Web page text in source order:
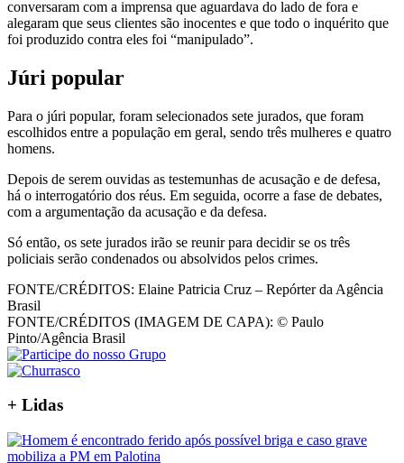
conversaram com a imprensa que aguardava do lado de fora e
alegaram que seus clientes são inocentes e que todo o inquérito que
foi produzido contra eles foi “manipulado”.
Júri popular
Para o júri popular, foram selecionados sete jurados, que foram
escolhidos entre a população em geral, sendo três mulheres e quatro
homens.
Depois de serem ouvidas as testemunhas de acusação e de defesa,
há o interrogatório dos réus. Em seguida, ocorre a fase de debates,
com a argumentação da acusação e da defesa.
Só então, os sete jurados irão se reunir para decidir se os três
policiais serão condenados ou absolvidos pelos crimes.
FONTE/CRÉDITOS: Elaine Patricia Cruz – Repórter da Agência
Brasil
FONTE/CRÉDITOS (IMAGEM DE CAPA): © Paulo
Pinto/Agência Brasil
+ Lidas